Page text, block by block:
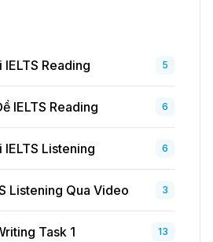
Reading 5
IELTS Reading 6
IELTS Listening 6
Listening Qua Video 3
Task 1 13